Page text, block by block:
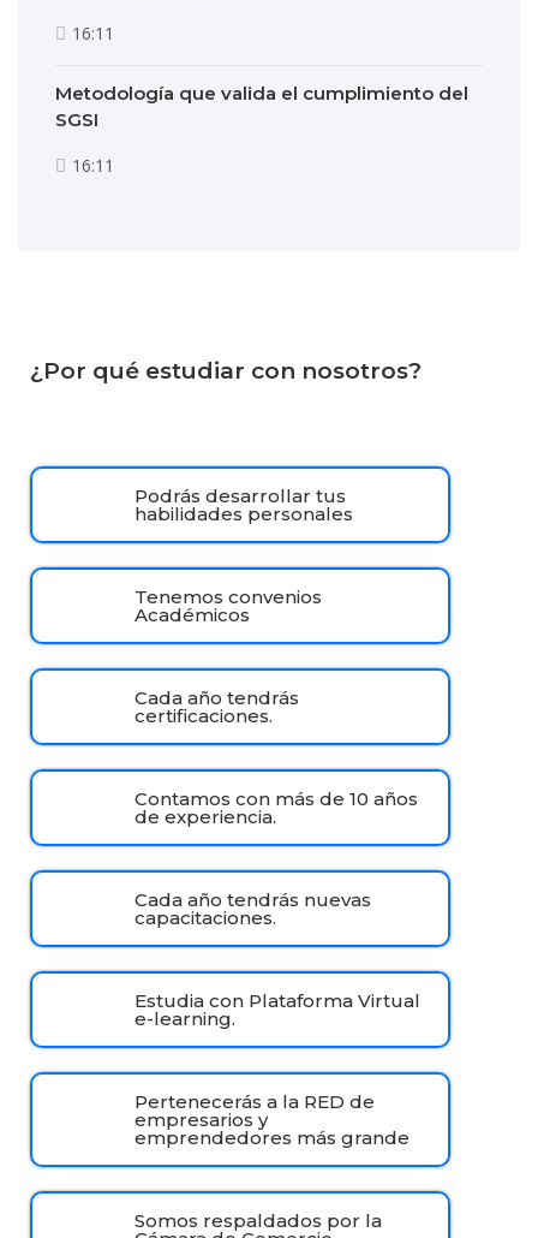
16:11
Metodología que valida el cumplimiento del
SGSI
16:11
¿Por qué estudiar con nosotros?
Podrás desarrollar tus
habilidades personales
Tenemos convenios
Académicos
Cada año tendrás
certificaciones.
Contamos con más de 10 años
de experiencia.
Cada año tendrás nuevas
capacitaciones.
Estudia con Plataforma Virtual
e-learning.
Pertenecerás a la RED de
empresarios y
emprendedores más grande
Somos respaldados por la